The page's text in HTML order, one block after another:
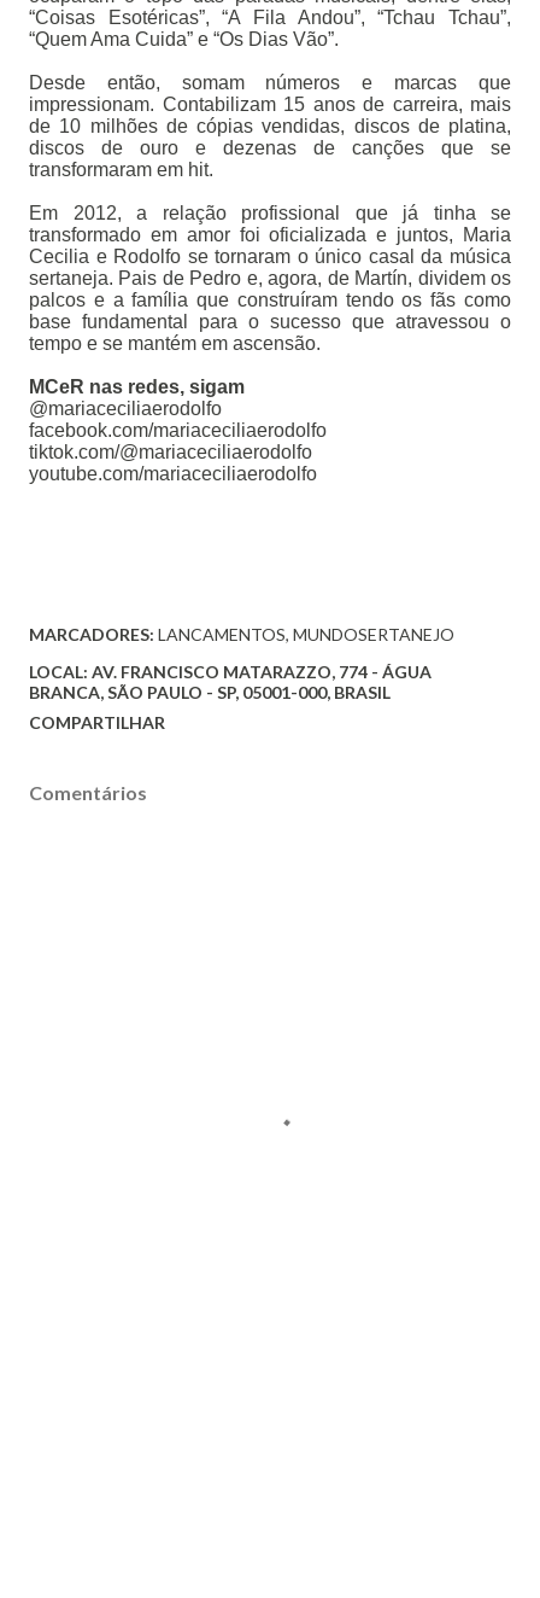
“Coisas Esotéricas”, “A Fila Andou”, “Tchau Tchau”,
“Quem Ama Cuida” e “Os Dias Vão”.
Desde então, somam números e marcas que
impressionam. Contabilizam 15 anos de carreira, mais
de 10 milhões de cópias vendidas, discos de platina,
discos de ouro e dezenas de canções que se
transformaram em hit.
Em 2012, a relação profissional que já tinha se
transformado em amor foi oficializada e juntos, Maria
Cecilia e Rodolfo se tornaram o único casal da música
sertaneja. Pais de Pedro e, agora, de Martín, dividem os
palcos e a família que construíram tendo os fãs como
base fundamental para o sucesso que atravessou o
tempo e se mantém em ascensão.
MCeR nas redes, sigam
@mariaceciliaerodolfo
facebook.com/mariaceciliaerodolfo
tiktok.com/@mariaceciliaerodolfo
youtube.com/mariaceciliaerodolfo
MARCADORES: LANCAMENTOS MUNDOSERTANEJO
LOCAL: AV. FRANCISCO MATARAZZO, 774 - ÁGUA
BRANCA, SÃO PAULO - SP, 05001-000, BRASIL
COMPARTILHAR
Comentários